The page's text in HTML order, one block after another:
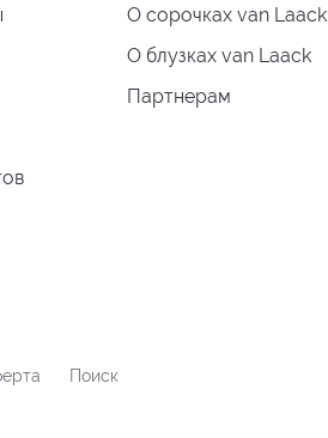
О сорочках van Laack
О блузках van Laack
Партнерам
Поиск